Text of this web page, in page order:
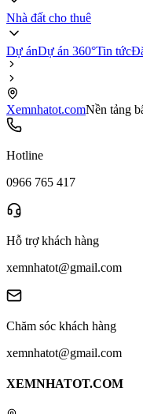
Nhà đất cho thuê
Dự ánDự án 360°Tin tức
Xemnhatot.comNền tảng
Hotline
0966 765 417
Hỗ trợ khách hàng
xemnhatot@gmail.com
Chăm sóc khách hàng
xemnhatot@gmail.com
XEMNHATOT.COM